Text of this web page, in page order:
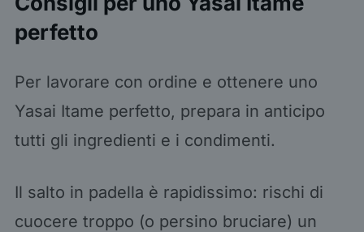
perfetto
Per lavorare con ordine e ottenere uno
Yasai Itame perfetto, prepara in anticipo
tutti gli ingredienti e i condimenti.
Il salto in padella è rapidissimo: rischi di
cuocere troppo (o persino bruciare) un